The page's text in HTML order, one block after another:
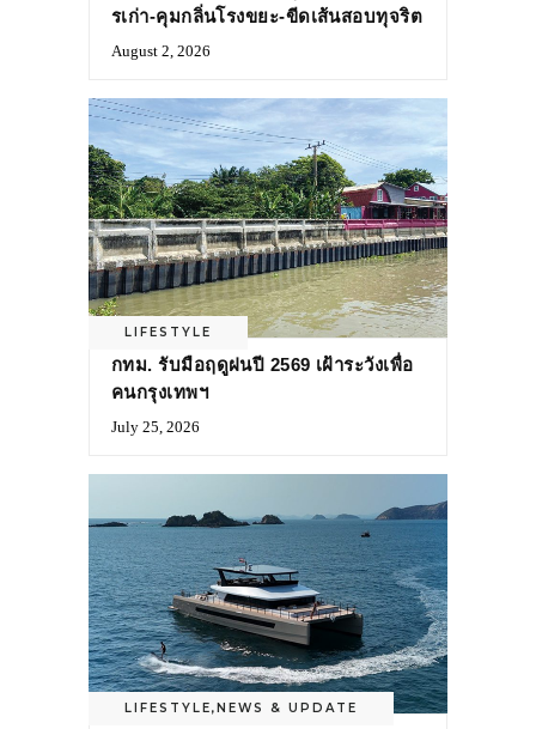
รเก่า-คุมกลิ่นโรงขยะ-ขีดเส้นสอบทุจริต
August 2, 2026
LIFESTYLE
กทม. รับมือฤดูฝนปี 2569 เฝ้าระวังเพื่อ
คนกรุงเทพฯ
July 25, 2026
LIFESTYLE,NEWS & UPDATE